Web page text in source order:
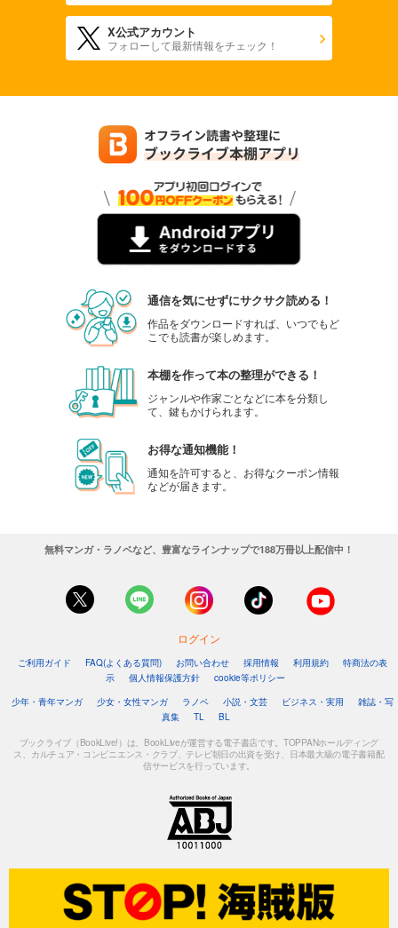
X公式アカウント
フォローして最新情報をチェック！
通信を気にせずにサクサク読める！
作品をダウンロードすれば、いつでもど
こでも読書が楽しめます。
本棚を作って本の整理ができる！
ジャンルや作家ごとなどに本を分類し
て、鍵もかけられます。
お得な通知機能！
通知を許可すると、お得なクーポン情報
などが届きます。
無料マンガ・ラノベなど、豊富なラインナップで188万冊以上配信中！
ログイン
ご利用ガイド FAQ(よくある質問) お問い合わせ 採用情報 利用規約
特商法の表
示
個人情報保護方針
cookie等ポリシー
少年・青年マンガ
少女・女性マンガ ラノベ 小説・文芸 ビジネス・実用
雑誌・写
真集
TL BL
ブックライブ（BookLive!）は、BookLiveが運営する電子書店です。TOPPANホールディング
ス、カルチュア・コンビニエンス・クラブ、テレビ朝日の出資を受け、日本最大級の電子書籍配
信サービスを行っています。